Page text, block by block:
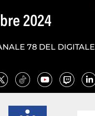
2024
78 DEL DIGITALE